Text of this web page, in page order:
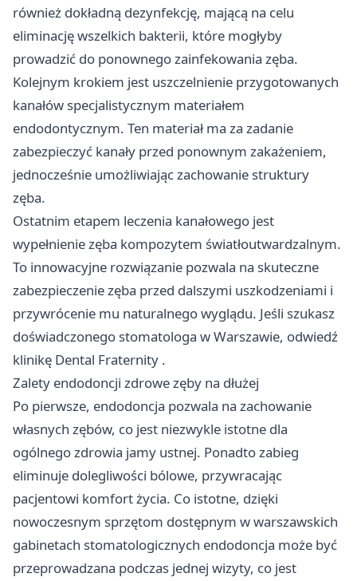
również dokładną dezynfekcję, mającą na celu
eliminację wszelkich bakterii, które mogłyby
prowadzić do ponownego zainfekowania zęba.
Kolejnym krokiem jest uszczelnienie przygotowanych
kanałów specjalistycznym materiałem
endodontycznym. Ten materiał ma za zadanie
zabezpieczyć kanały przed ponownym zakażeniem,
jednocześnie umożliwiając zachowanie struktury
zęba.
Ostatnim etapem leczenia kanałowego jest
wypełnienie zęba kompozytem światłoutwardzalnym.
To innowacyjne rozwiązanie pozwala na skuteczne
zabezpieczenie zęba przed dalszymi uszkodzeniami i
przywrócenie mu naturalnego wyglądu. Jeśli szukasz
doświadczonego stomatologa w Warszawie, odwiedź
klinikę Dental Fraternity .
Zalety endodoncji zdrowe zęby na dłużej
Po pierwsze, endodoncja pozwala na zachowanie
własnych zębów, co jest niezwykle istotne dla
ogólnego zdrowia jamy ustnej. Ponadto zabieg
eliminuje dolegliwości bólowe, przywracając
pacjentowi komfort życia. Co istotne, dzięki
nowoczesnym sprzętom dostępnym w warszawskich
gabinetach stomatologicznych endodoncja może być
przeprowadzana podczas jednej wizyty, co jest